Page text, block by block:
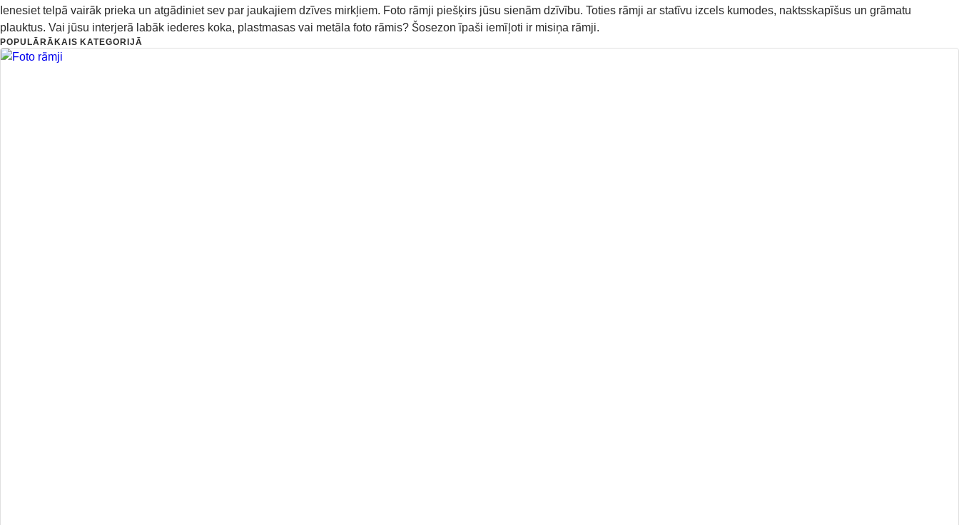
Ienesiet telpā vairāk prieka un atgādiniet sev par jaukajiem dzīves mirkļiem. Foto rāmji piešķirs jūsu sienām dzīvību. Toties rāmji ar statīvu izcels kumodes, naktsskapīšus un grāmatu
plauktus. Vai jūsu interjerā labāk iederes koka, plastmasas vai metāla foto rāmis? Šosezon īpaši iemīļoti ir misiņa rāmji.
POPULĀRĀKAIS KATEGORIJĀ